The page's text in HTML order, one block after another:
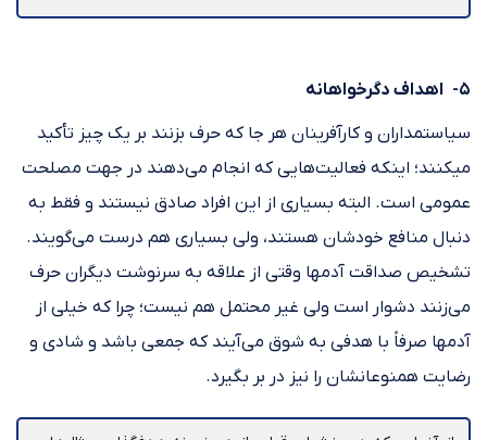
۵- اهداف دگرخواهانه
سیاست‎مداران و کارآفرینان هر جا که حرف بزنند بر یک چیز تأکید
می‎کنند؛ اینکه فعالیت‌هایی که انجام می‌دهند در جهت مصلحت
عمومی است. البته بسیاری از این افراد صادق نیستند و فقط به
دنبال منافع خودشان هستند، ولی بسیاری هم درست می‌گویند.
تشخیص صداقت آدم‎ها وقتی از علاقه به سرنوشت دیگران حرف
می‌زنند دشوار است ولی غیر محتمل هم نیست؛ چرا که خیلی از
آدم‎ها صرفاً با هدفی به شوق می‌آیند که جمعی باشد و شادی و
رضایت هم‎نوعانشان را نیز در بر بگیرد.